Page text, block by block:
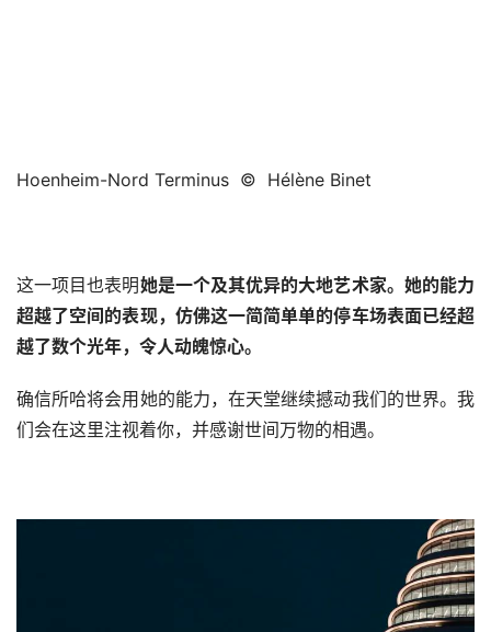
Hoenheim-Nord Terminus  ©  Hélène Binet
这一项目也表明她是一个及其优异的大地艺术家。她的能力
超越了空间的表现，仿佛这一简简单单的停车场表面已经超
越了数个光年，令人动魄惊心。
确信所哈将会用她的能力，在天堂继续撼动我们的世界。我
们会在这里注视着你，并感谢世间万物的相遇。